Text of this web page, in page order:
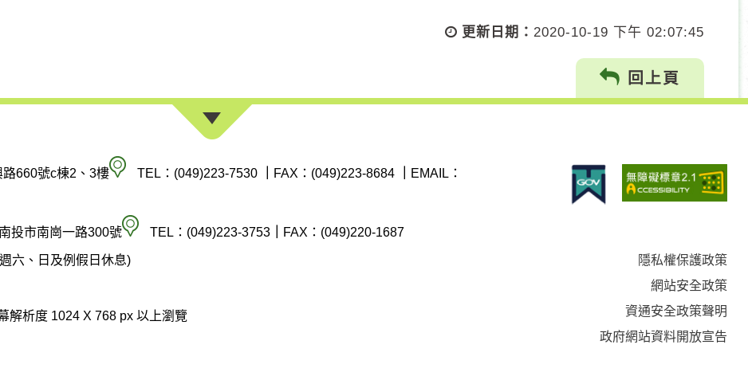
更新日期： 2020-10-19 下午 02:07:45
回上頁
660號c棟2、3樓南
縣
政
環
TEL：(049)223-7530 FAX：(049)223-8684 EMAIL：
投市南崗一路300號空
氣
染
TEL：(049)223-3753 FAX：(049)220-1687
六、日及例假日休息)
解析度 1024 X 768 px 以上瀏覽
隱私權保護政策
網站安全政策
資通安全政策聲明
政府網站資料開放宣告